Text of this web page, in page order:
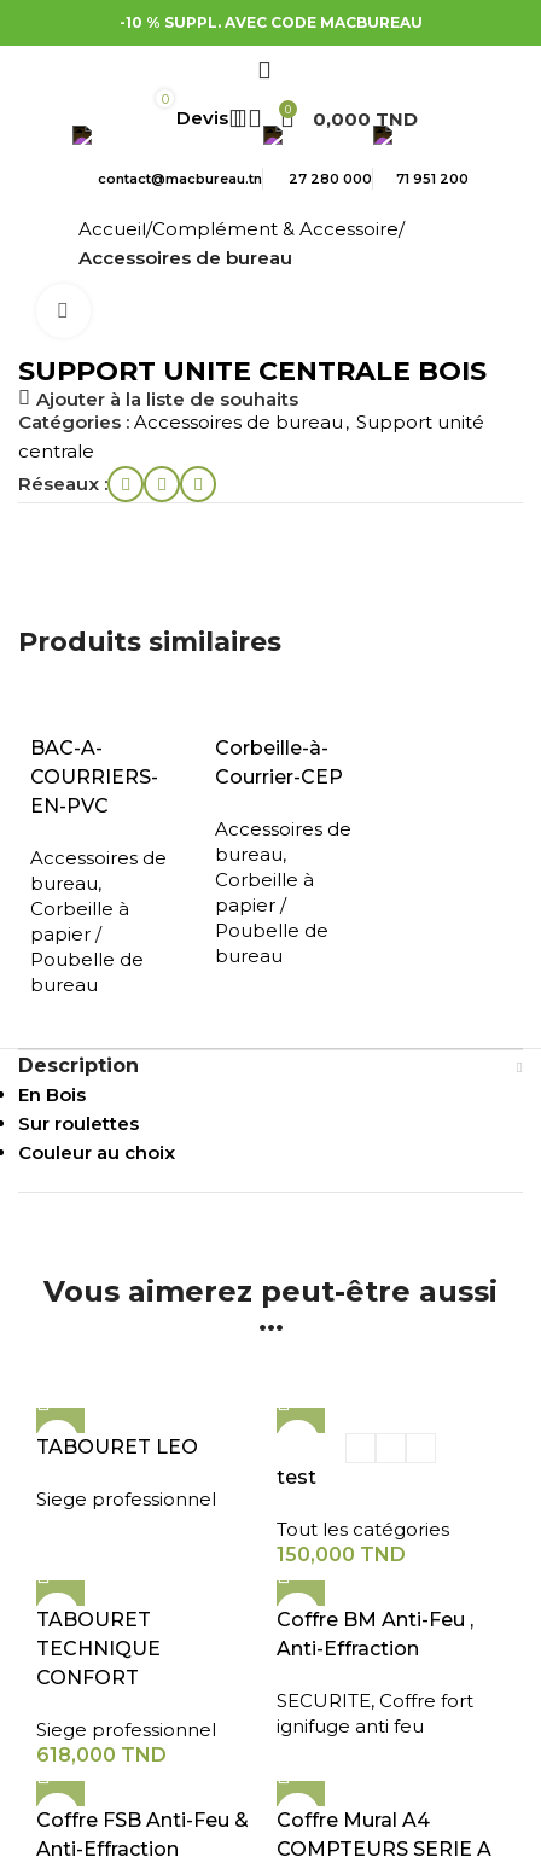
-10 % SUPPL. AVEC CODE MACBUREAU
0
0 0,000 TND
contact@macbureau.tn 27 280 000 71 951 200
Accueil Complément & Accessoire
Accessoires de bureau
SUPPORT UNITE CENTRALE BOIS
Ajouter à la liste de souhaits
Catégories : Accessoires de bureau , Support unité
centrale
Réseaux :
Produits similaires
BAC-A-
COURRIERS-
EN-PVC
Accessoires de
bureau,
Corbeille à
papier /
Poubelle de
bureau
Corbeille-à-
Courrier-CEP
Accessoires de
bureau,
Corbeille à
papier /
Poubelle de
bureau
Description
En Bois
Sur roulettes
Couleur au choix
Vous aimerez peut-être aussi
...
TABOURET LEO
Siege professionnel
test
Tout les catégories
150,000 TND
TABOURET
TECHNIQUE
CONFORT
Siege professionnel
618,000 TND
Coffre BM Anti-Feu ,
Anti-Effraction
SECURITE, Coffre fort
ignifuge anti feu
Coffre FSB Anti-Feu &
Anti-Effraction
Coffre Mural A4
COMPTEURS SERIE A